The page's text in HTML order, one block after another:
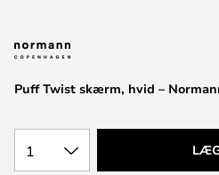
Puff Twist skærm, hvid –
1